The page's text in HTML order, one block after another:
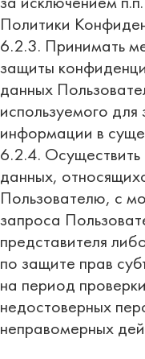
Политики
6.2.3. Принимать
защиты
данных
используемого
информации в
6.2.4.
данных,
Пользователю, с
запроса
представителя
по защите прав
на период
недостоверных
неправомерных